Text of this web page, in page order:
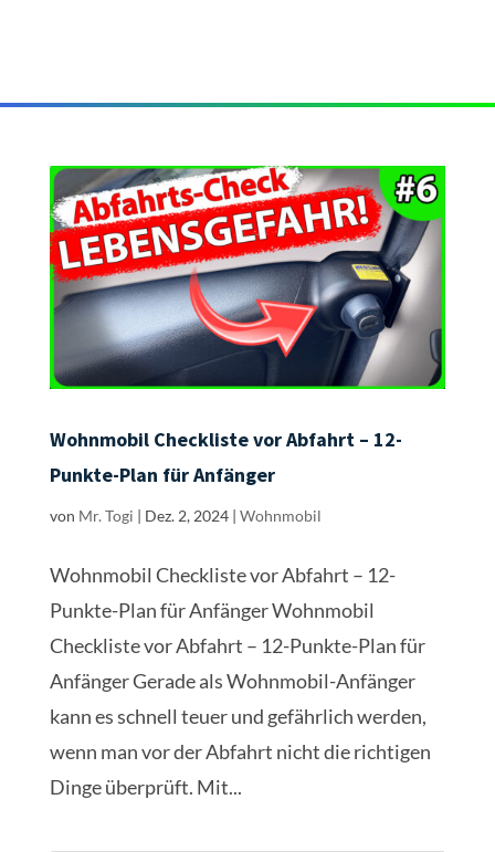
Wohnmobil Checkliste vor Abfahrt – 12-
Punkte-Plan für Anfänger
von Mr. Togi | Dez. 2, 2024| Wohnmobil
Wohnmobil Checkliste vor Abfahrt – 12-
Punkte-Plan für Anfänger Wohnmobil
Checkliste vor Abfahrt – 12-Punkte-Plan für
Anfänger Gerade als Wohnmobil-Anfänger
kann es schnell teuer und gefährlich werden,
wenn man vor der Abfahrt nicht die richtigen
Dinge überprüft. Mit...